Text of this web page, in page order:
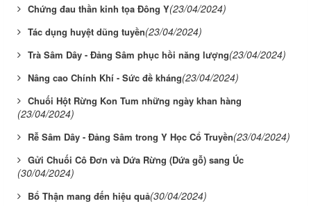
Chứng đau thần kinh tọa Đông Y(23/04/2024)
Tác dụng huyệt dũng tuyền(23/04/2024)
Trà Sâm Dây - Đảng Sâm phục hồi năng lượng(23/04/2024)
Nâng cao Chính Khí - Sức đề kháng(23/04/2024)
Chuối Hột Rừng Kon Tum những ngày khan hàng
(23/04/2024)
Rễ Sâm Dây - Đảng Sâm trong Y Học Cổ Truyền(23/04/2024)
Gửi Chuối Cô Đơn và Dứa Rừng (Dứa gỗ) sang Úc
(30/04/2024)
Bổ Thận mang đến hiệu quả(30/04/2024)